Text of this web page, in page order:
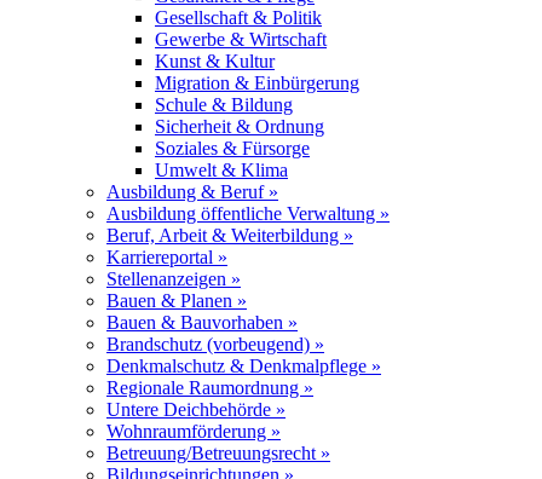
Gesellschaft & Politik
Gewerbe & Wirtschaft
Kunst & Kultur
Migration & Einbürgerung
Schule & Bildung
Sicherheit & Ordnung
Soziales & Fürsorge
Umwelt & Klima
Ausbildung & Beruf »
Ausbildung öffentliche Verwaltung »
Beruf, Arbeit & Weiterbildung »
Karriereportal »
Stellenanzeigen »
Bauen & Planen »
Bauen & Bauvorhaben »
Brandschutz (vorbeugend) »
Denkmalschutz & Denkmalpflege »
Regionale Raumordnung »
Untere Deichbehörde »
Wohnraumförderung »
Betreuung/Betreuungsrecht »
Bildungseinrichtungen »